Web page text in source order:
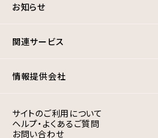
お知らせ
関連サービス
情報提供会社
サイトのご利用について
ヘルプ・よくあるご質問
お問い合わせ